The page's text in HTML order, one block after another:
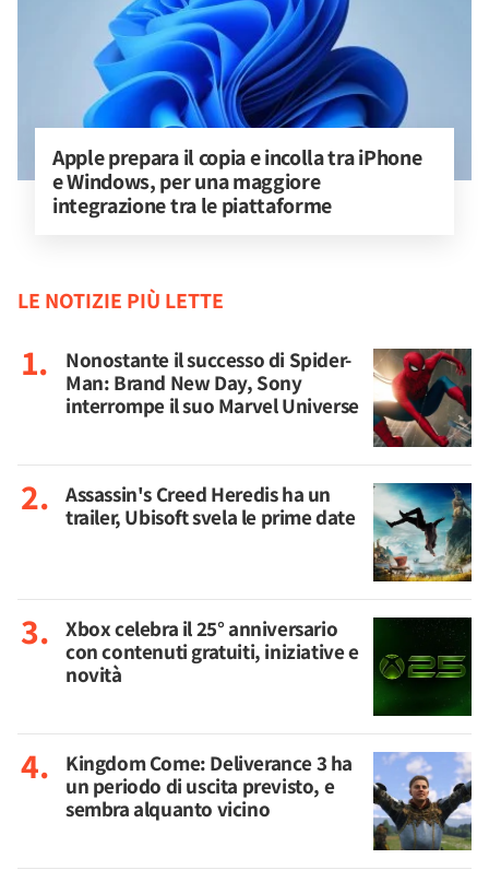
Apple prepara il copia e incolla tra iPhone
e Windows, per una maggiore
integrazione tra le piattaforme
LE NOTIZIE PIÙ LETTE
Nonostante il successo di Spider-
Man: Brand New Day, Sony
interrompe il suo Marvel Universe
Assassin's Creed Heredis ha un
trailer, Ubisoft svela le prime date
Xbox celebra il 25° anniversario
con contenuti gratuiti, iniziative e
novità
Kingdom Come: Deliverance 3 ha
un periodo di uscita previsto, e
sembra alquanto vicino